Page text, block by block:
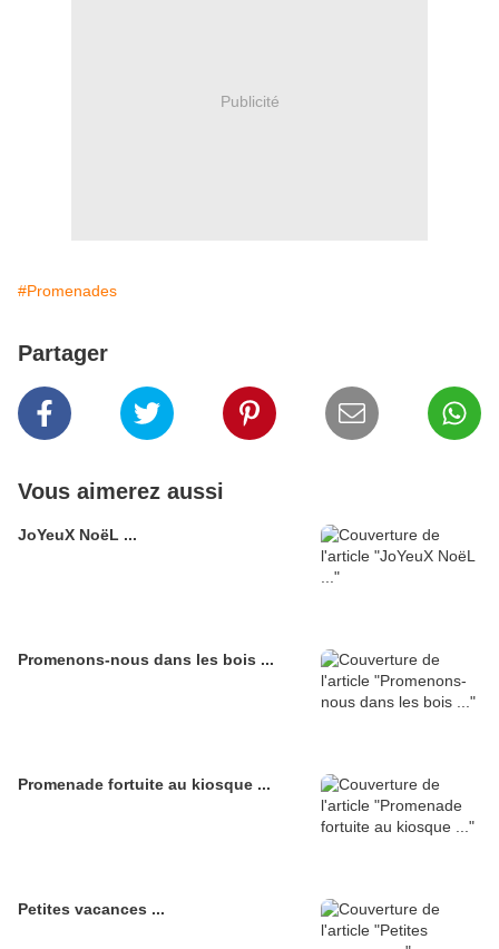
Publicité
#Promenades
Partager
Vous aimerez aussi
JoYeuX NoëL ...
Promenons-nous dans les bois ...
Promenade fortuite au kiosque ...
Petites vacances ...